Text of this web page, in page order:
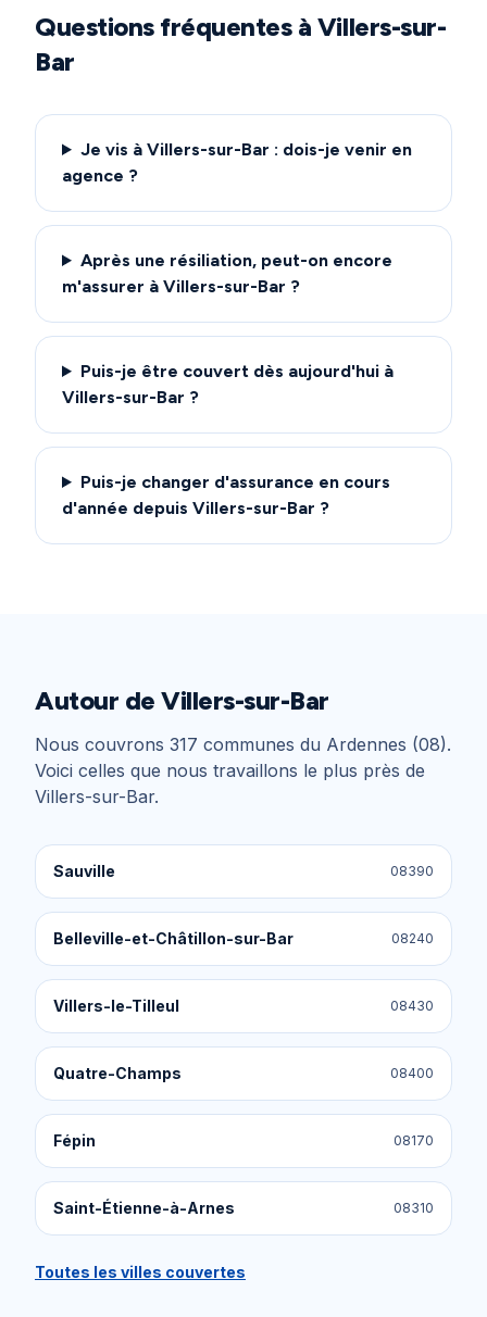
Questions fréquentes à Villers-sur-
Bar
Je vis à Villers-sur-Bar : dois-je venir en
agence ?
Après une résiliation, peut-on encore
m'assurer à Villers-sur-Bar ?
Puis-je être couvert dès aujourd'hui à
Villers-sur-Bar ?
Puis-je changer d'assurance en cours
d'année depuis Villers-sur-Bar ?
Autour deVillers-sur-Bar
Nous couvrons 317 communes du Ardennes (08).
Voici celles que nous travaillons le plus près de
Villers-sur-Bar.
Sauville 08390
Belleville-et-Châtillon-sur-Bar 08240
Villers-le-Tilleul 08430
Quatre-Champs 08400
Fépin 08170
Saint-Étienne-à-Arnes 08310
Toutes les villes couvertes